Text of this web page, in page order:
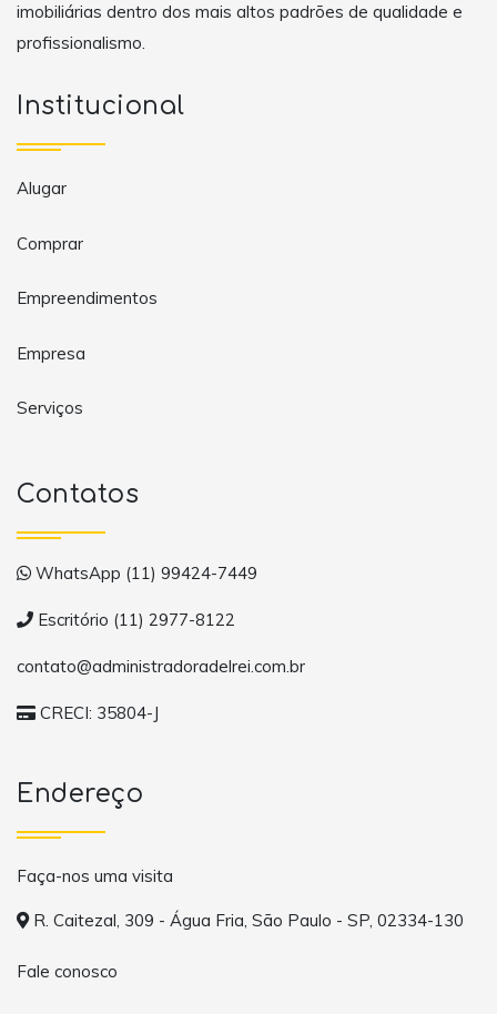
imobiliárias dentro dos mais altos padrões de qualidade e
profissionalismo.
Institucional
Alugar
Comprar
Empreendimentos
Empresa
Serviços
Contatos
WhatsApp (11) 99424-7449
Escritório (11) 2977-8122
contato@administradoradelrei.com.br
CRECI: 35804-J
Endereço
Faça-nos uma visita
R. Caitezal, 309 - Água Fria, São Paulo - SP, 02334-130
Fale conosco